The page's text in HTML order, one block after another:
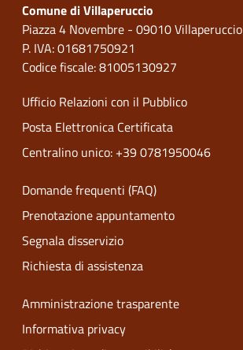
Comune di Villaperuccio
Piazza 4 Novembre - 09010 Villaperuccio
P. IVA: 01681750921
Codice fiscale: 81005130927
Ufficio Relazioni con il Pubblico
Posta Elettronica Certificata
Centralino unico: +39 0781950046
Domande frequenti (FAQ)
Prenotazione appuntamento
Segnala disservizio
Richiesta di assistenza
Amministrazione trasparente
Informativa privacy